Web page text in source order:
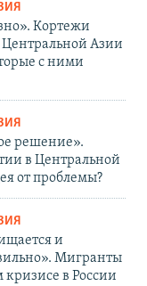
Кортежи
Центральной Азии
с ними
решение».
в Центральной
от проблемы?
и
Мигранты
в России